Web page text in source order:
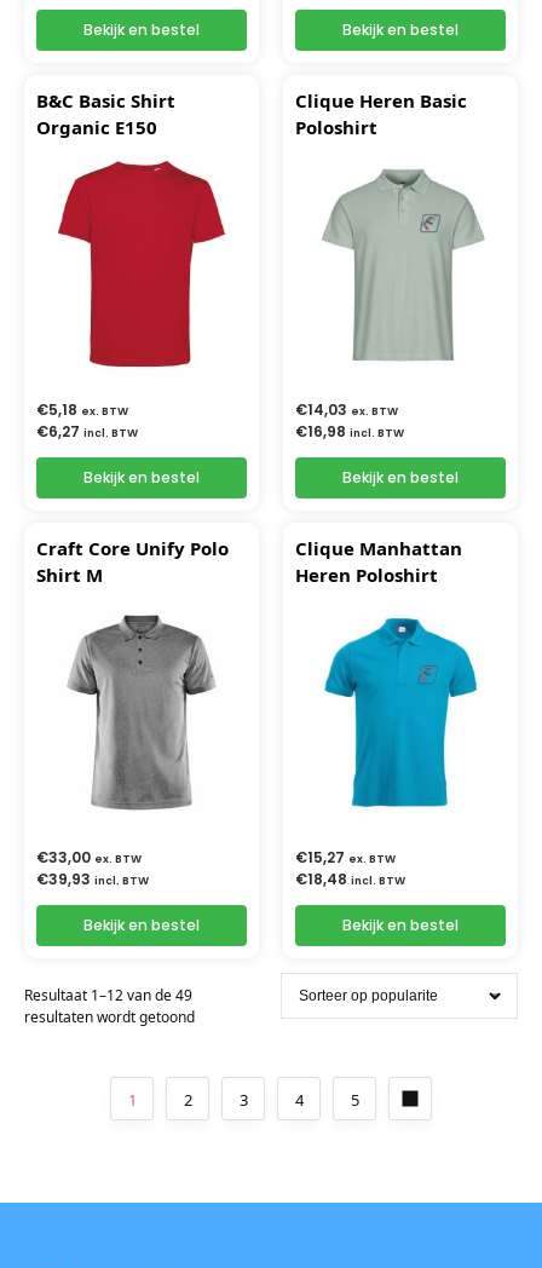
Bekijk en bestel Bekijk en bestel
B&C Basic Shirt
Organic E150
€5,18 ex. BTW
€6,27 incl. BTW
Bekijk en bestel
Clique Heren Basic
Poloshirt
€14,03 ex. BTW
€16,98 incl. BTW
Bekijk en bestel
Craft Core Unify Polo
Shirt M
€33,00 ex. BTW
€39,93 incl. BTW
Bekijk en bestel
Clique Manhattan
Heren Poloshirt
€15,27 ex. BTW
€18,48 incl. BTW
Bekijk en bestel
Resultaat 1–12 van de 49
resultaten wordt getoond
1 2 3 4 5